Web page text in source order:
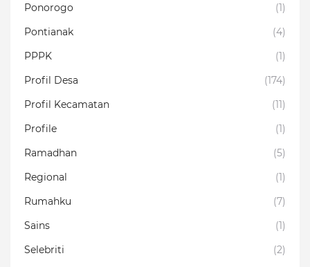
Ponorogo
(1)
Pontianak
(4)
PPPK
(1)
Profil Desa
(174)
Profil Kecamatan
(11)
Profile
(1)
Ramadhan
(5)
Regional
(1)
Rumahku
(7)
Sains
(1)
Selebriti
(2)